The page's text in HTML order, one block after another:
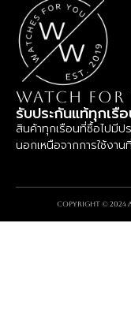
WATCH FOR
รับประกันแท้ทุกเรื
สินค้าทุกเรือนที่ซื้อไปมีป
นอกเหนือจากการใช้งา
Copyright © 2024